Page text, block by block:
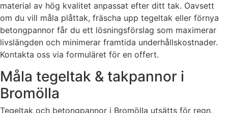
material av hög kvalitet anpassat efter ditt tak. Oavsett
om du vill måla plåttak, fräscha upp tegeltak eller förnya
betongpannor får du ett lösningsförslag som maximerar
livslängden och minimerar framtida underhållskostnader.
Kontakta oss via formuläret för en offert.
Måla tegeltak & takpannor i
Bromölla
Tegeltak och betongpannor i Bromölla utsätts för regn,